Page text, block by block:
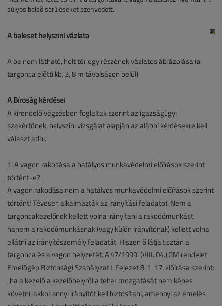
súlyos belső sérüléseket szenvedett.
A baleset helyszíni vázlata
A be nem látható, holt tér egy részének vázlatos ábrázolása (a
targonca előtti kb. 3, 8 m távolságon belül)
A Bíróság kérdései
A kirendelő végzésben foglaltak szerint az igazságügyi
szakértőnek, helyszíni vizsgálat alapján az alábbi kérdésekre kell
választ adni.
1. A vagon rakodása a hatályos munkavédelmi előírások szerint
történt-e?
A vagon rakodása nem a hatályos munkavédelmi előírások szerint
történt! Tévesen alkalmazták az irányítási feladatot. Nem a
targoncakezelőnek kellett volna irányítani a rakodómunkást,
hanem a rakodómunkásnak (vagy külön irányítónak) kellett volna
ellátni az irányítószemély feladatát. Hiszen ő látja tisztán a
targonca és a vagon helyzetét. A 47/1999. (VIII. 04.) GM rendelet
Emelőgép Biztonsági Szabályzat I. Fejezet 8. 1. 17. előírása szerint:
„ha a kezelő a kezelőhelyről a teher mozgatását nem képes
követni, akkor annyi irányítót kell biztosítani, amennyi az emelés